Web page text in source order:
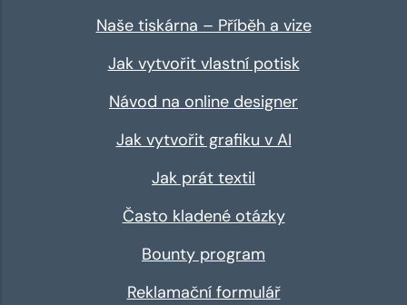
Naše tiskárna – Příběh a vize
Jak vytvořit vlastní potisk
Návod na online designer
Jak vytvořit grafiku v AI
Jak prát textil
Často kladené otázky
Bounty program
Reklamační formulář